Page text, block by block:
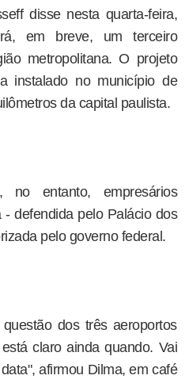
disse nesta quarta-feira,
em breve, um terceiro
metropolitana. O projeto
instalado no município de
da capital paulista.
entanto, empresários
defendida pelo Palácio dos
pelo governo federal.
dos três aeroportos
claro ainda quando. Vai
afirmou Dilma, em café